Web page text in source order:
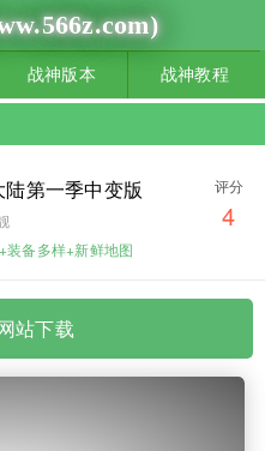
战神版本 战神教程
第一季中变版
装备多样+新鲜地图
评分
4
站下载